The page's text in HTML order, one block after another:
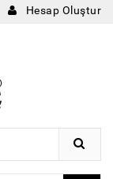
Hesap Oluştur